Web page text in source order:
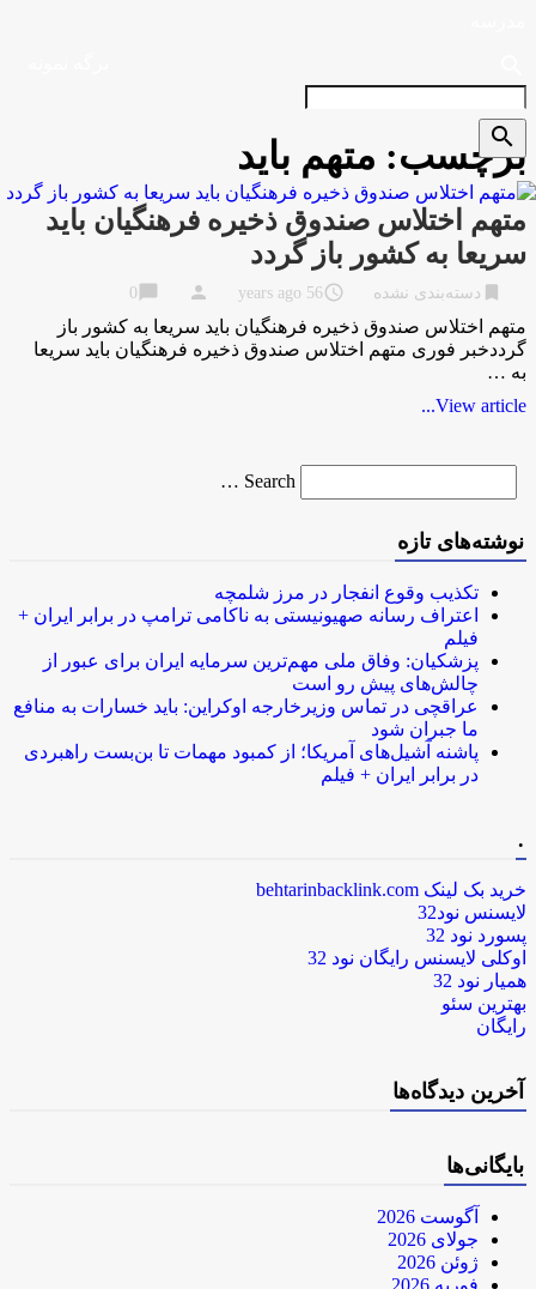
برچسب: متهم باید
متهم اختلاس صندوق ذخیره فرهنگیان باید
سریعا به کشور باز گردد
دسته‌بندی نشده access_time
56 years ago
person
chat_bubble
متهم اختلاس صندوق ذخیره فرهنگیان باید سریعا به کشور باز
گرددخبر فوری متهم اختلاس صندوق ذخیره فرهنگیان باید سریعا
به …
View article...
for
Search …
search
نوشته‌های تازه
تکذیب وقوع انفجار در مرز شلمچه
اعتراف رسانه صهیونیستی به ناکامی ترامپ در برابر ایران +
فیلم
پزشکیان: وفاق ملی مهم‌ترین سرمایه ایران برای عبور از
چالش‌های پیش رو است
عراقچی در تماس وزیرخارجه اوکراین: باید خسارات به منافع
ما جبران شود
پاشنه آشیل‌های آمریکا؛ از کمبود مهمات تا بن‌بست راهبردی
در برابر ایران + فیلم
خرید بک لینک behtarinbacklink.com
لایسنس نود32
پسورد نود 32
اوکلی لایسنس رایگان نود 32
همیار نود 32
بهترین سئو
رایگان
آخرین دیدگاه‌ها
بایگانی‌ها
آگوست 2026
جولای 2026
ژوئن 2026
فوریه 2026